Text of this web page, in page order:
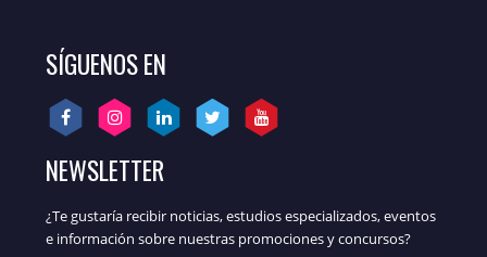
SÍGUENOS EN
NEWSLETTER
¿Te gustaría recibir noticias, estudios especializados, eventos
e información sobre nuestras promociones y concursos?